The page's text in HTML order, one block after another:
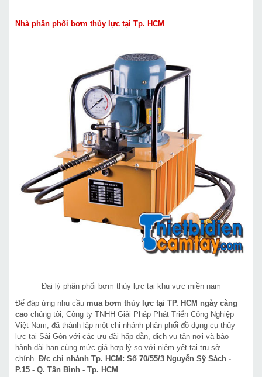
Nhà phân phối bơm thủy lực tại Tp. HCM
Đại lý phân phối bơm thủy lực tại khu vực miền nam
Để đáp ứng nhu cầu mua bơm thủy lực tại TP. HCM ngày càng
cao chúng tôi, Công ty TNHH Giải Pháp Phát Triển Công Nghiệp
Việt Nam, đã thành lập một chi nhánh phân phối đồ dụng cụ thủy
lực tại Sài Gòn với các ưu đãi hấp dẫn, dịch vụ tận nơi và bảo
hành dài hạn cùng mức giá hợp lý so với niêm yết tại trụ sở
chính. Đ/c chi nhánh Tp. HCM: Số 70/55/3 Nguyễn Sỹ Sách -
P.15 - Q. Tân Bình - Tp. HCM